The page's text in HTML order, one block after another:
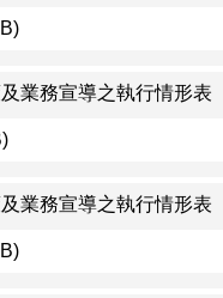
業務宣導之執行情形表
業務宣導之執行情形表